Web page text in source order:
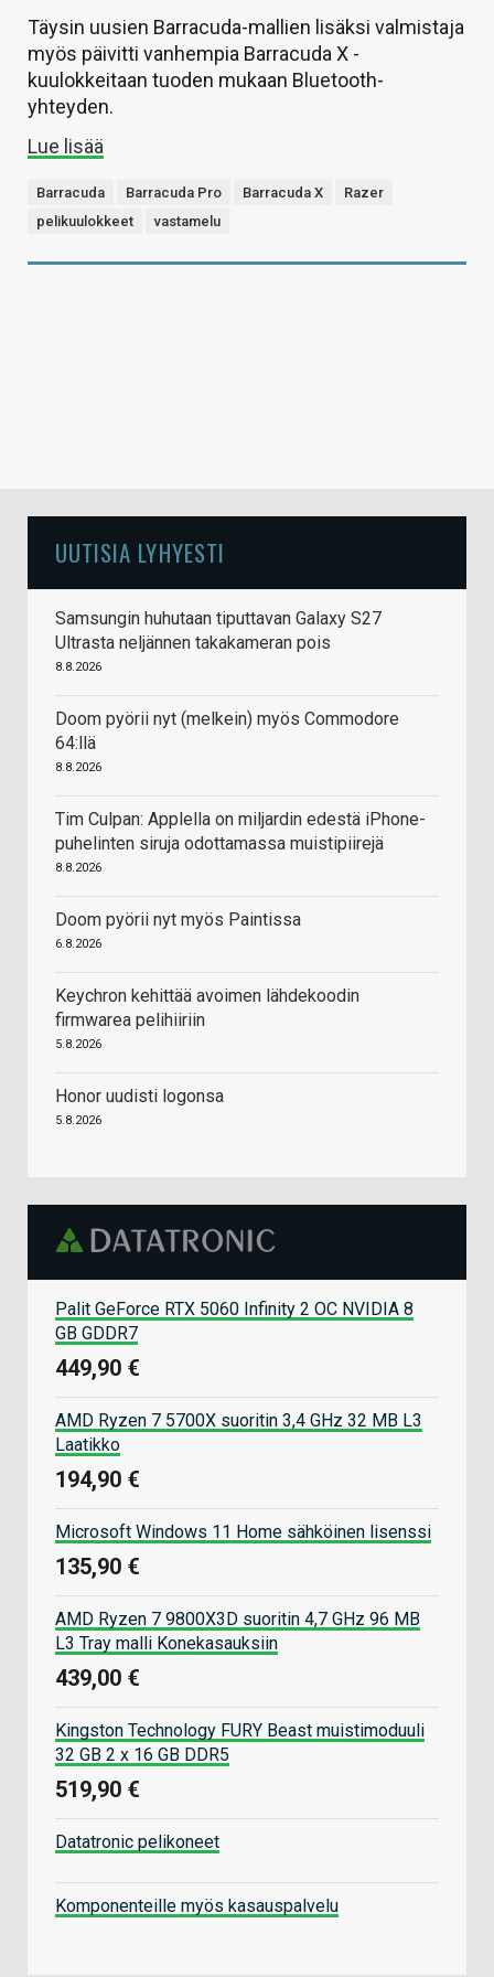
Täysin uusien Barracuda-mallien lisäksi valmistaja
myös päivitti vanhempia Barracuda X -
kuulokkeitaan tuoden mukaan Bluetooth-
yhteyden.
Lue lisää
Barracuda Barracuda Pro Barracuda X
Razer
pelikuulokkeet
vastamelu
UUTISIA LYHYESTI
Samsungin huhutaan tiputtavan Galaxy S27
Ultrasta neljännen takakameran pois
8.8.2026
Doom pyörii nyt (melkein) myös Commodore
64:llä
8.8.2026
Tim Culpan: Applella on miljardin edestä iPhone-
puhelinten siruja odottamassa muistipiirejä
8.8.2026
Doom pyörii nyt myös Paintissa
6.8.2026
Keychron kehittää avoimen lähdekoodin
firmwarea pelihiiriin
5.8.2026
Honor uudisti logonsa
5.8.2026
Palit GeForce RTX 5060 Infinity 2 OC NVIDIA 8
GB GDDR7
449,90 €
AMD Ryzen 7 5700X suoritin 3,4 GHz 32 MB L3
Laatikko
194,90 €
Microsoft Windows 11 Home sähköinen lisenssi
135,90 €
AMD Ryzen 7 9800X3D suoritin 4,7 GHz 96 MB
L3 Tray malli Konekasauksiin
439,00 €
Kingston Technology FURY Beast muistimoduuli
32 GB 2 x 16 GB DDR5
519,90 €
Datatronic pelikoneet
Komponenteille myös kasauspalvelu